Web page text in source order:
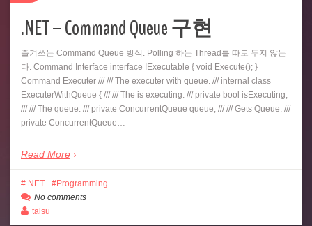
.NET – Command Queue 구현
즐겨쓰는 Command Queue 방식. Polling 하는 Thread를 따로 두지 않는
다. Command Interface interface IExecutable { void Execute(); }
Command Executer /// /// The executer with queue. /// internal class
ExecuterWithQueue { /// /// The is executing. /// private bool isExecuting;
/// /// The queue. /// private ConcurrentQueue queue; /// /// Gets Queue. ///
private ConcurrentQueue…
Read More
.NET
Programming
No comments
talsu